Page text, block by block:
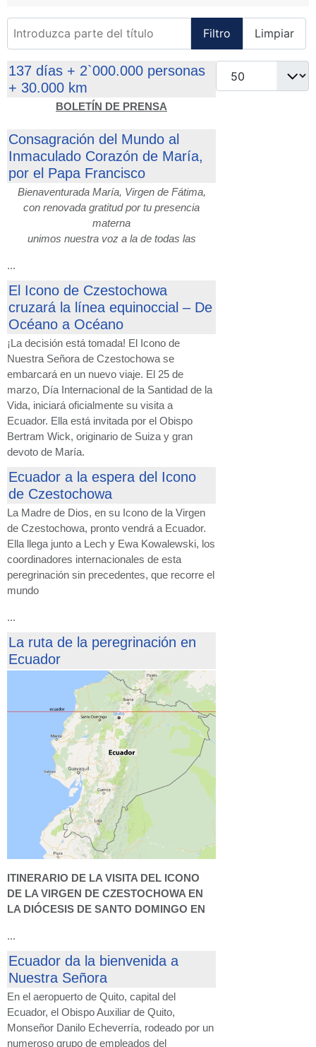
Introduzca parte del título
Filtro Limpiar
Cantidad
137 días + 2`000.000 personas
+ 30.000 km
BOLETÍN DE PRENSA
Consagración del Mundo al
Inmaculado Corazón de María,
por el Papa Francisco
Bienaventurada María, Virgen de Fátima,
con renovada gratitud por tu presencia
materna
unimos nuestra voz a la de todas las
...
El Icono de Czestochowa
cruzará la línea equinoccial – De
Océano a Océano
¡La decisión está tomada! El Icono de
Nuestra Señora de Czestochowa se
embarcará en un nuevo viaje. El 25 de
marzo, Día Internacional de la Santidad de la
Vida, iniciará oficialmente su visita a
Ecuador. Ella está invitada por el Obispo
Bertram Wick, originario de Suiza y gran
devoto de María.
Ecuador a la espera del Icono
de Czestochowa
La Madre de Dios, en su Icono de la Virgen
de Czestochowa, pronto vendrá a Ecuador.
Ella llega junto a Lech y Ewa Kowalewski, los
coordinadores internacionales de esta
peregrinación sin precedentes, que recorre el
mundo
...
La ruta de la peregrinación en
Ecuador
ITINERARIO DE LA VISITA DEL ICONO
DE LA VIRGEN DE CZESTOCHOWA EN
LA DIÓCESIS DE SANTO DOMINGO EN
...
Ecuador da la bienvenida a
Nuestra Señora
En el aeropuerto de Quito, capital del
Ecuador, el Obispo Auxiliar de Quito,
Monseñor Danilo Echeverría, rodeado por un
numeroso grupo de empleados del